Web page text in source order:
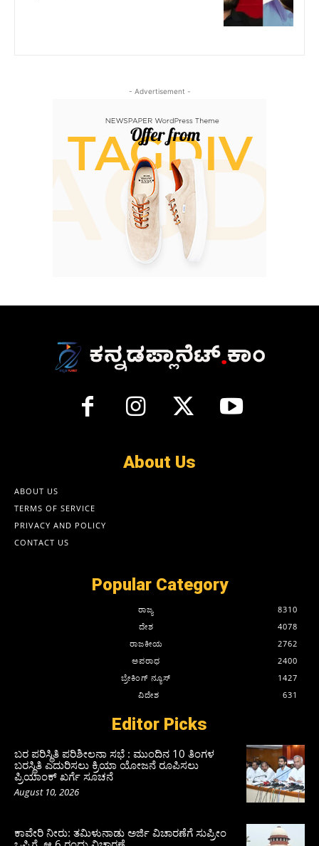
- Advertisement -
About Us
ABOUT US
TERMS OF SERVICE
PRIVACY AND POLICY
CONTACT US
Popular Category
ರಾಜ್ಯ
8310
ದೇಶ
4078
ರಾಜಕೀಯ
2762
ಅಪರಾಧ
2400
ಬ್ರೇಕಿಂಗ್ ನ್ಯೂಸ್
1427
ವಿದೇಶ
631
Editor Picks
ಬರ ಪರಿಸ್ಥಿತಿ ಪರಿಶೀಲನಾ ಸಭೆ : ಮುಂದಿನ 10 ತಿಂಗಳ
ಬರಸ್ಥಿತಿ ಎದುರಿಸಲು ಕ್ರಿಯಾ ಯೋಜನೆ ರೂಪಿಸಲು
ಪ್ರಿಯಾಂಕ್ ಖರ್ಗೆ ಸೂಚನೆ
August 10, 2026
ಕಾವೇರಿ ನೀರು: ತಮಿಳುನಾಡು ಅರ್ಜಿ ವಿಚಾರಣೆಗೆ ಸುಪ್ರೀಂ